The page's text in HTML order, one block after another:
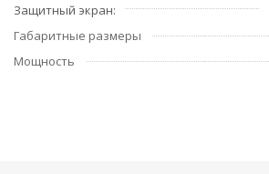
Защитный экран
Габаритные размеры
Мощность